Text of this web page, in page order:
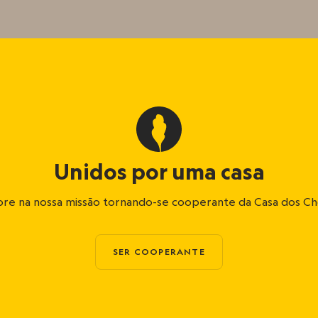
Unidos por uma casa
na nossa missão tornando-se cooperante da Casa dos
SER COOPERANTE